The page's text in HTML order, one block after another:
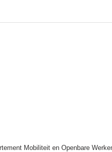
Mobiliteit en Openbare